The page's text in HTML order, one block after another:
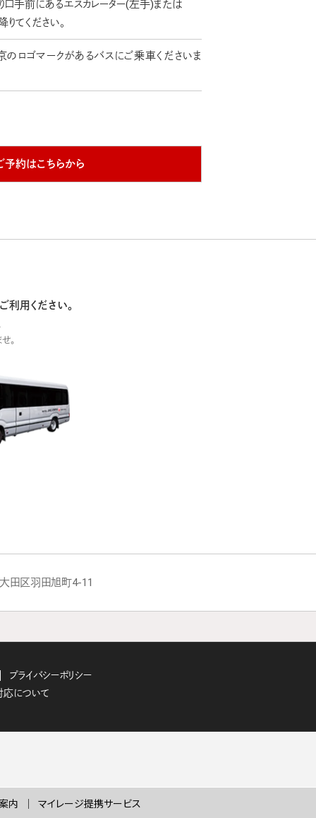
口手前にあるエスカレーター(左手)または
てください。
ロゴマークがあるバスにご乗車くださいま
予約はこちらから
用ください。
。
田区羽田旭町4-11
プライバシーポリシー
応について
内 マイレージ提携サービス